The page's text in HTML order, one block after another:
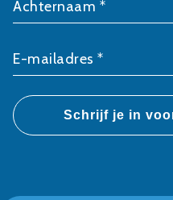
Achternaam *
E-mailadres *